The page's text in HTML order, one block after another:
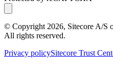
© Copyright 2026, Sitecore A/S
All rights reserved.
Privacy policySitecore Trust